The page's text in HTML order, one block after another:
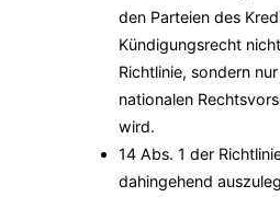
den Parteien des
Kündigungsrecht
Richtlinie, sondern
nationalen
wird.
14 Abs. 1 der
dahingehend